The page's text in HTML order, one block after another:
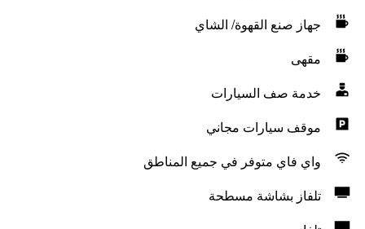
جهاز صنع القهوة/ الشاي
مقهى
خدمة صف السيارات
موقف سيارات مجاني
واي فاي متوفر في جميع المناطق
تلفاز بشاشة مسطحة